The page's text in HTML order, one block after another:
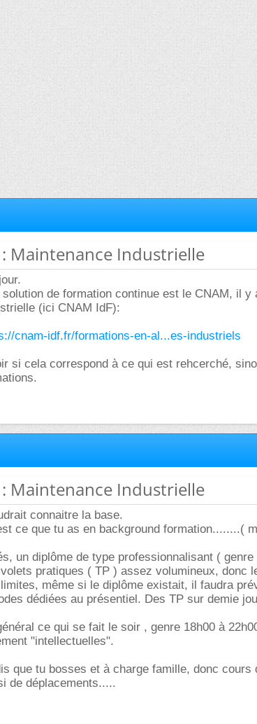
: Maintenance Industrielle
solution de formation continue est le CNAM, il y
(ici CNAM IdF):
cnam-idf.fr/formations-en-al...es-industriels
si cela correspond à ce qui est rehcerché,
: Maintenance Industrielle
connaitre la base.
ce que tu as en background formation........(
un diplôme de type professionnalisant (
pratiques ( TP ) assez volumineux, donc
même si le diplôme existait, il faudra
dédiées au présentiel. Des TP sur demie
ce qui se fait le soir , genre 18h00 à
"intellectuelles".
que tu bosses et à charge famille, donc
de déplacements.....